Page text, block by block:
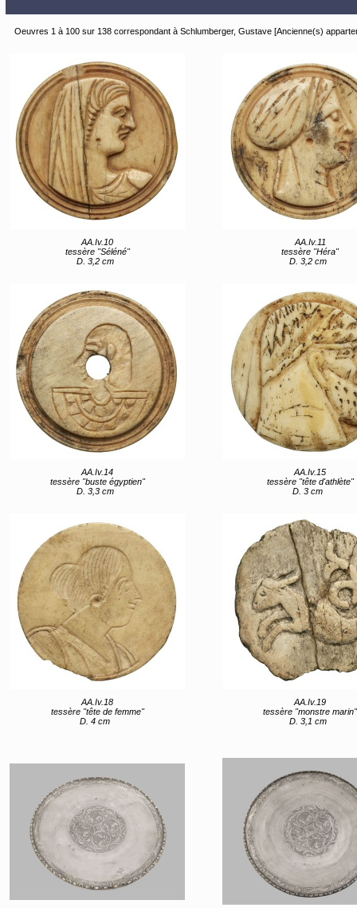
Oeuvres 1 à 100 sur 138 correspondant à Schlumberger, Gustave [Ancienne(s)
AA.Iv.10
tessère "Séléné"
D. 3,2 cm
AA.Iv.11
tessère "Héra"
D. 3,2 cm
AA.Iv.14
tessère "buste égyptien"
D. 3,3 cm
AA.Iv.15
tessère "tête d'athlète"
D. 3 cm
AA.Iv.18
tessère "tête de femme"
D. 4 cm
AA.Iv.19
tessère "monstre marin"
D. 3,1 cm